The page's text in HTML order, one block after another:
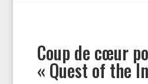
Coup de cœur
« Quest of the